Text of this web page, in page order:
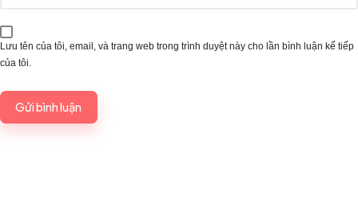
Lưu tên của tôi, email, và trang web trong trình duyệt này cho lần bình luận kế tiếp
của tôi.